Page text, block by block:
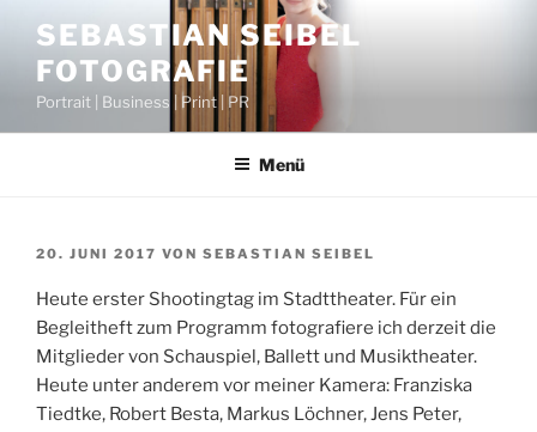
Inhalt
springen
SEBASTIAN SEIBEL
FOTOGRAFIE
Portrait | Business | Print | PR
Menü
VERÖFFENTLICHT
20. JUNI 2017 VON SEBASTIAN SEIBEL
Heute erster Shootingtag im Stadttheater. Für ein
Begleitheft zum Programm fotografiere ich derzeit die
Mitglieder von Schauspiel, Ballett und Musiktheater.
Heute unter anderem vor meiner Kamera: Franziska
Tiedtke, Robert Besta, Markus Löchner, Jens Peter,